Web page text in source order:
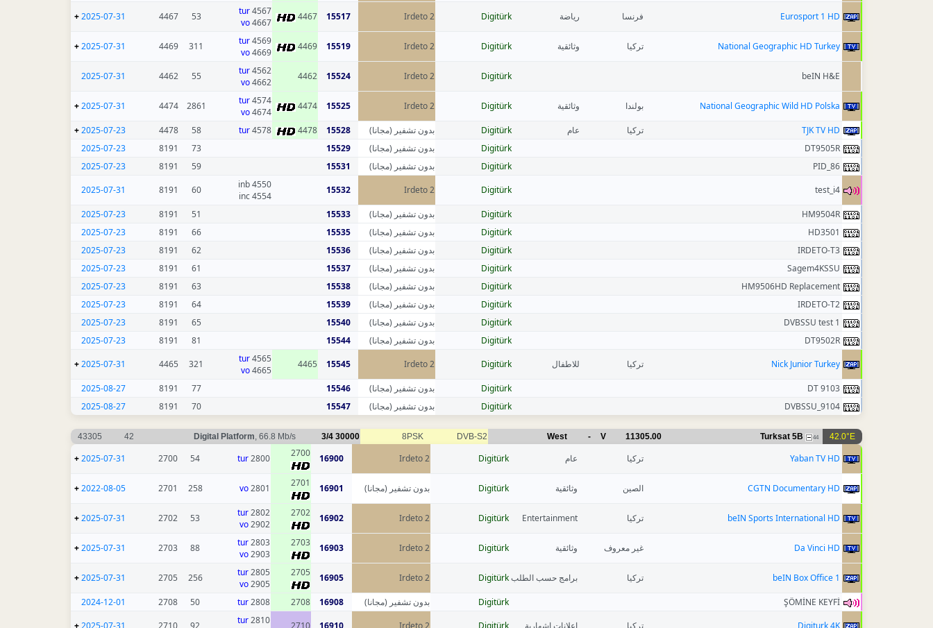
Eurosport 1 HD فرنسا رياضة Digitürk
Irdeto 2
15517
4467
4567
tur
4667
vo
53
4467
2025-07-31
+
National Geographic HD Turkey تركيا وثائقية Digitürk
Irdeto 2
15519
4469
4569
tur
4669
vo
311
4469
2025-07-31
+
beIN H&E
Digitürk
Irdeto 2
15524
4462
4562
tur
4662
vo
55
4462
2025-07-31
National Geographic Wild HD Polska بولندا وثائقية Digitürk
Irdeto 2
15525
4474
4574
tur
4674
vo
2861
4474
2025-07-31
+
TJK TV HD تركيا عام Digitürk بدون تشفير (مجانا) 15528
4478
4578
tur
58
4478
2025-07-23
+
DT9505R
Digitürk بدون تشفير (مجانا) 15529
73
8191
2025-07-23
PID_86
Digitürk بدون تشفير (مجانا) 15531
59
8191
2025-07-23
test_i4
Digitürk
Irdeto 2
15532
4550 inb
4554 inc
60
8191
2025-07-31
HM9504R
Digitürk بدون تشفير (مجانا) 15533
51
8191
2025-07-23
HD3501
Digitürk بدون تشفير (مجانا) 15535
66
8191
2025-07-23
IRDETO-T3
Digitürk بدون تشفير (مجانا) 15536
62
8191
2025-07-23
Sagem4KSSU
Digitürk بدون تشفير (مجانا) 15537
61
8191
2025-07-23
HM9506HD Replacement
Digitürk بدون تشفير (مجانا) 15538
63
8191
2025-07-23
IRDETO-T2
Digitürk بدون تشفير (مجانا) 15539
64
8191
2025-07-23
DVBSSU test 1
Digitürk بدون تشفير (مجانا) 15540
65
8191
2025-07-23
DT9502R
Digitürk بدون تشفير (مجانا) 15544
81
8191
2025-07-23
Nick Junior Turkey
تركيا للاطفال Digitürk
Irdeto 2
15545
4465
4565
tur
4665
vo
321
4465
2025-07-31
+
DT 9103
Digitürk بدون تشفير (مجانا) 15546
77
8191
2025-08-27
DVBSSU_9104
Digitürk بدون تشفير (مجانا) 15547
70
8191
2025-08-27
42.0°E
Turksat 5B 44
11305.00
V
-
West
DVB-S2
8PSK
30000
3/4
Digital Platform, 66.8 Mb/s
42
43305
Yaban TV HD تركيا عام Digitürk
Irdeto 2
16900
2700
2800
tur
54
2700
2025-07-31
+
CGTN Documentary HD الصين وثائقية Digitürk بدون تشفير (مجانا) 16901
2701
2801
vo
258
2701
2022-08-05
+
beIN Sports International HD تركيا Entertainment
Digitürk
Irdeto 2
16902
2702
2802
tur
2902
vo
53
2702
2025-07-31
+
Da Vinci HD غير معروف وثائقية Digitürk
Irdeto 2
16903
2703
2803
tur
2903
vo
88
2703
2025-07-31
+
beIN Box Office 1 تركيا برامج حسب الطلبDigitürk
Irdeto 2
16905
2705
2805
tur
2905
vo
256
2705
2025-07-31
+
ŞÖMİNE KEYFİ
Digitürk بدون تشفير (مجانا) 16908
2708
2808
tur
50
2708
2024-12-01
2810
tur